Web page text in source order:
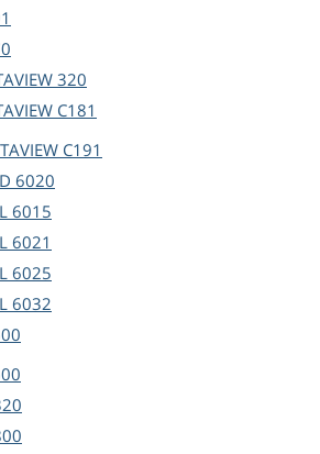
320
C181
C191
6020
6015
6021
6025
6032